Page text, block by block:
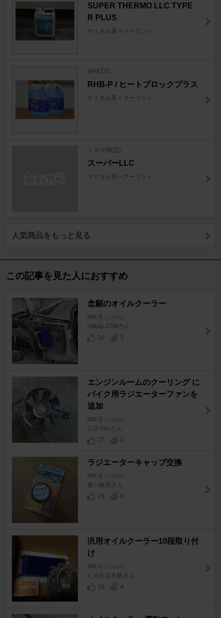
SUPER THERMO LLC TYPE
R PLUS
ケミカル系 > クーラント
WAKO'S
RHB-P / ヒートブロックプラス
ケミカル系 > クーラント
トヨタ(純正)
スーパーLLC
ケミカル系 > クーラント
人気商品をもっと見る
この記事を見た人におすすめ
念願のオイルクーラー
MR-S [ZZW30]
nakaji-ZZWさん
16
2
エンジンルームのクーリング に
バイク用ラジエーターファンを
追加
MR-S [ZZW30]
CJZ-hiroさん
27
0
ラジエーターキャップ交換
MR-S [ZZW30]
蒼い銀杏さん
23
0
汎用オイルクーラー10段取り付
け
MR-S [ZZW30]
じめちる水銀さん
16
4